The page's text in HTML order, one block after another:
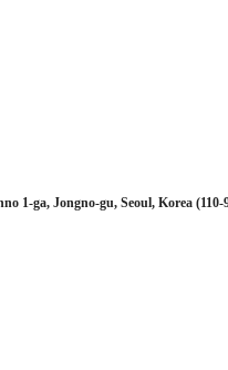
1-ga, Jongno-gu, Seoul, Korea (110-